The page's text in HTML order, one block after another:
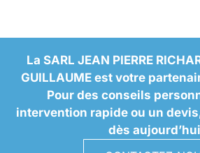
La SARL JEAN PIERRE
GUILLAUME est votre
Pour des conseils
intervention rapide ou un
dès